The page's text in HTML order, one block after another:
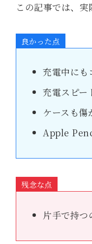
この記事では、
良かった点
充電中にも
充電スピー
ケースも傷
Apple
残念な点
片手で持つ